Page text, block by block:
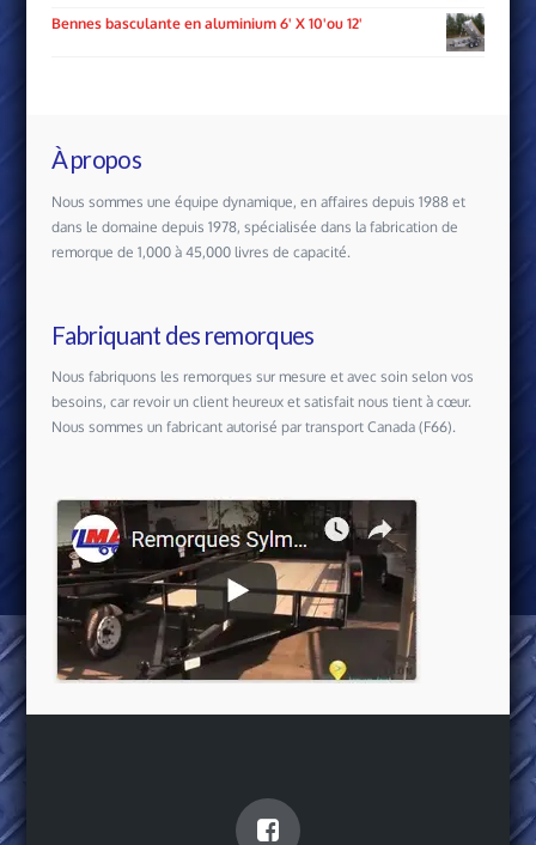
Bennes basculante en aluminium 6' X 10'ou 12'
À propos
Nous sommes une équipe dynamique, en affaires depuis 1988 et
dans le domaine depuis 1978, spécialisée dans la fabrication de
remorque de 1,000 à 45,000 livres de capacité.
Fabriquant des remorques
Nous fabriquons les remorques sur mesure et avec soin selon vos
besoins, car revoir un client heureux et satisfait nous tient à cœur.
Nous sommes un fabricant autorisé par transport Canada (F66).